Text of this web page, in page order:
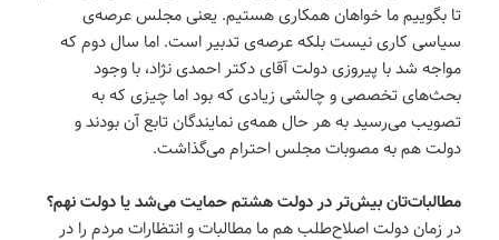
تا بگوییم ما خواهان همکاری هستیم. یعنی مجلس عرصه‌ی
سیاسی کاری نیست بلکه عرصه‌ی تدبیر است. اما سال دوم که
مواجه شد با پیروزی دولت آقای دکتر احمدی نژاد، با وجود
بحث‌های تخصصی و چالشی زیادی که بود اما چیزی که به
تصویب می‌رسید به هر حال همه‌ی نمایندگان تابع آن بودند و
دولت هم به مصوبات مجلس احترام می‌گذاشت.
مطالبات‌تان بیش‌تر در دولت هشتم حمایت می‌شد یا دولت نهم؟
در زمان دولت اصلاح‌طلب هم ما مطالبات و انتظارات مردم را در